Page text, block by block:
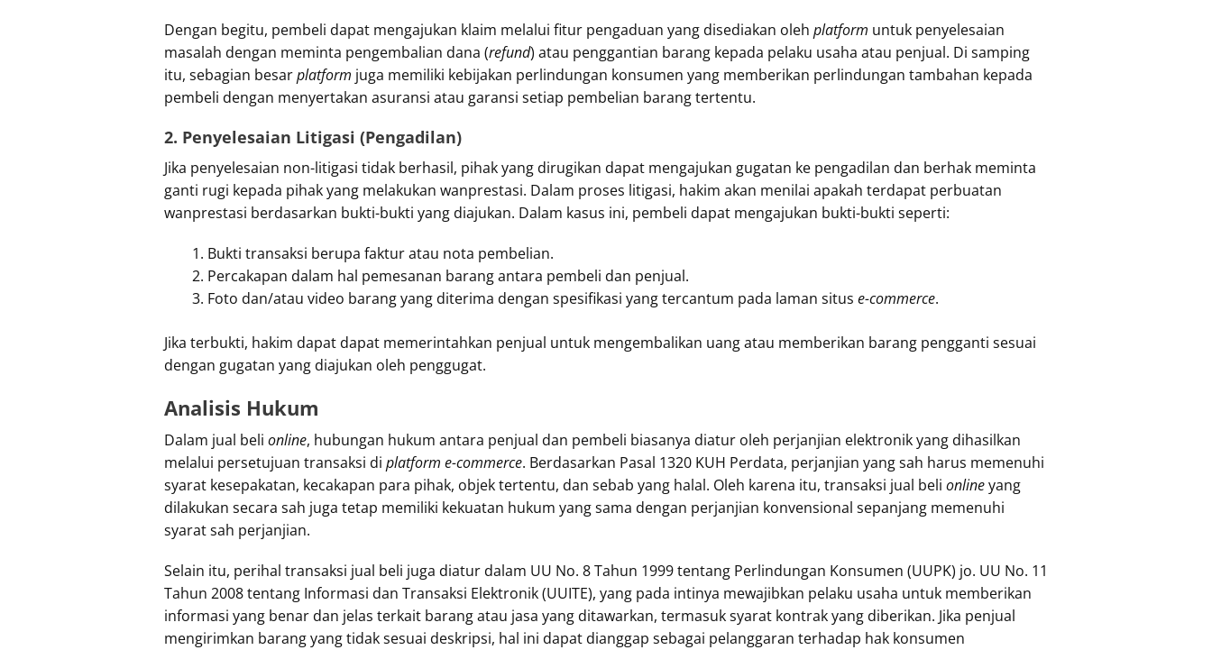
Dengan begitu, pembeli dapat mengajukan klaim melalui fitur pengaduan yang disediakan oleh platform untuk penyelesaian
masalah dengan meminta pengembalian dana (refund) atau penggantian barang kepada pelaku usaha atau penjual. Di samping
itu, sebagian besarplatform juga memiliki kebijakan perlindungan konsumen yang memberikan perlindungan tambahan kepada
pembeli dengan menyertakan asuransi atau garansi setiap pembelian barang tertentu.
2. Penyelesaian Litigasi (Pengadilan)
Jika penyelesaian non-litigasi tidak berhasil, pihak yang dirugikan dapat mengajukan gugatan ke pengadilan dan berhak meminta
ganti rugi kepada pihak yang melakukan wanprestasi. Dalam proses litigasi, hakim akan menilai apakah terdapat perbuatan
wanprestasi berdasarkan bukti-bukti yang diajukan. Dalam kasus ini, pembeli dapat mengajukan bukti-bukti seperti:
Bukti transaksi berupa faktur atau nota pembelian.
Percakapan dalam hal pemesanan barang antara pembeli dan penjual.
Foto dan/atau video barang yang diterima dengan spesifikasi yang tercantum pada laman situs e-commerce.
Jika terbukti, hakim dapat dapat memerintahkan penjual untuk mengembalikan uang atau memberikan barang pengganti sesuai
dengan gugatan yang diajukan oleh penggugat.
Analisis Hukum
Dalam jual beli online, hubungan hukum antara penjual dan pembeli biasanya diatur oleh perjanjian elektronik yang dihasilkan
melalui persetujuan transaksi di platform e-commerce. Berdasarkan Pasal 1320 KUH Perdata, perjanjian yang sah harus memenuhi
syarat kesepakatan, kecakapan para pihak, objek tertentu, dan sebab yang halal. Oleh karena itu, transaksi jual beli onlineyang
dilakukan secara sah juga tetap memiliki kekuatan hukum yang sama dengan perjanjian konvensional sepanjang memenuhi
syarat sah perjanjian.
Selain itu, perihal transaksi jual beli juga diatur dalam UU No. 8 Tahun 1999 tentang Perlindungan Konsumen (UUPK) jo. UU No. 11
Tahun 2008 tentang Informasi dan Transaksi Elektronik (UUITE), yang pada intinya mewajibkan pelaku usaha untuk memberikan
informasi yang benar dan jelas terkait barang atau jasa yang ditawarkan, termasuk syarat kontrak yang diberikan. Jika penjual
mengirimkan barang yang tidak sesuai deskripsi, hal ini dapat dianggap sebagai pelanggaran terhadap hak konsumen